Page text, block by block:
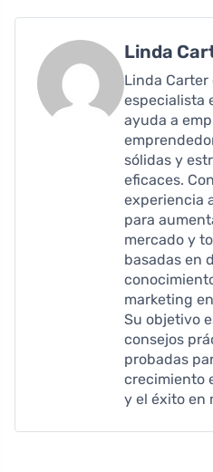
Linda
Linda
especialista
ayuda a
sólidas y
eficaces.
experiencia
para
mercado y
basadas en
marketing
Su objetivo
consejos
probadas
crecimiento
y el éxito en